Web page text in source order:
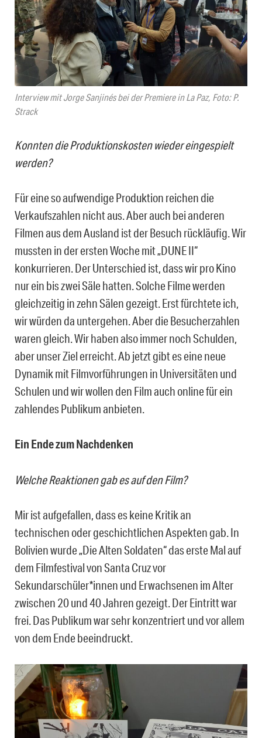
Interview mit Jorge Sanjinés bei der Premiere in La Paz, Foto: P.
Strack
Konnten die Produktionskosten wieder eingespielt
werden?
Für eine so aufwendige Produktion reichen die
Verkaufszahlen nicht aus. Aber auch bei anderen
Filmen aus dem Ausland ist der Besuch rückläufig. Wir
mussten in der ersten Woche mit „DUNE II“
konkurrieren. Der Unterschied ist, dass wir pro Kino
nur ein bis zwei Säle hatten. Solche Filme werden
gleichzeitig in zehn Sälen gezeigt. Erst fürchtete ich,
wir würden da untergehen. Aber die Besucherzahlen
waren gleich. Wir haben also immer noch Schulden,
aber unser Ziel erreicht. Ab jetzt gibt es eine neue
Dynamik mit Filmvorführungen in Universitäten und
Schulen und wir wollen den Film auch online für ein
zahlendes Publikum anbieten.
Ein Ende zum Nachdenken
Welche Reaktionen gab es auf den Film?
Mir ist aufgefallen, dass es keine Kritik an
technischen oder geschichtlichen Aspekten gab. In
Bolivien wurde „Die Alten Soldaten“ das erste Mal auf
dem Filmfestival von Santa Cruz vor
Sekundarschüler*innen und Erwachsenen im Alter
zwischen 20 und 40 Jahren gezeigt. Der Eintritt war
frei. Das Publikum war sehr konzentriert und vor allem
von dem Ende beeindruckt.